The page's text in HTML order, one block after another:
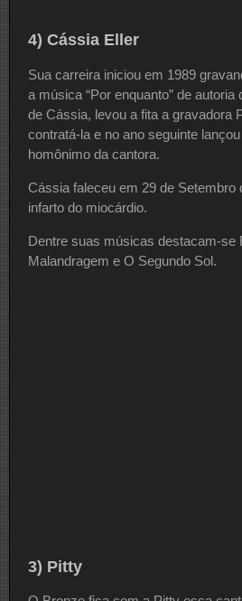
4) Cássia Eller
Sua carreira iniciou em 1989
a música “Por enquanto” de
de Cássia, levou a fita a gravadora
contratá-la e no ano seguinte
homônimo da cantora.
Cássia faleceu em 29 de Setembro
infarto do miocárdio.
Dentre suas músicas destacam-se
Malandragem e O Segundo Sol.
3) Pitty